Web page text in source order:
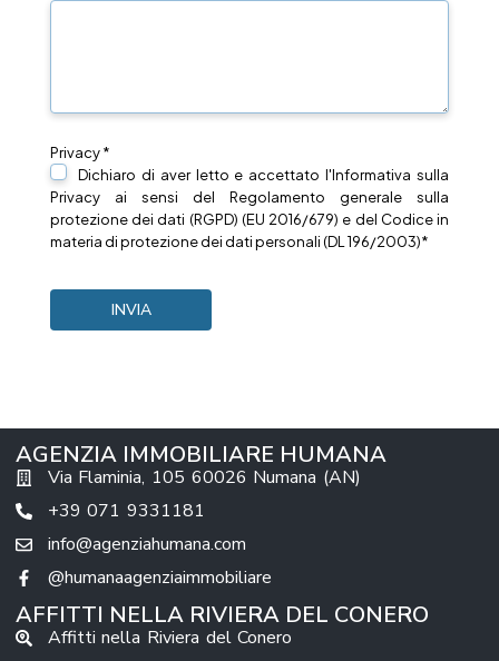
Privacy *
Dichiaro di aver letto e accettato l'Informativa sulla
Privacy ai sensi del Regolamento generale sulla
protezione dei dati (RGPD) (EU 2016/679) e del Codice in
materia di protezione dei dati personali (DL 196/2003)*
AGENZIA IMMOBILIARE HUMANA
Via Flaminia, 105 60026 Numana (AN)
+39 071 9331181
info@agenziahumana.com
@humanaagenziaimmobiliare
AFFITTI NELLA RIVIERA DEL CONERO
Affitti nella Riviera del Conero